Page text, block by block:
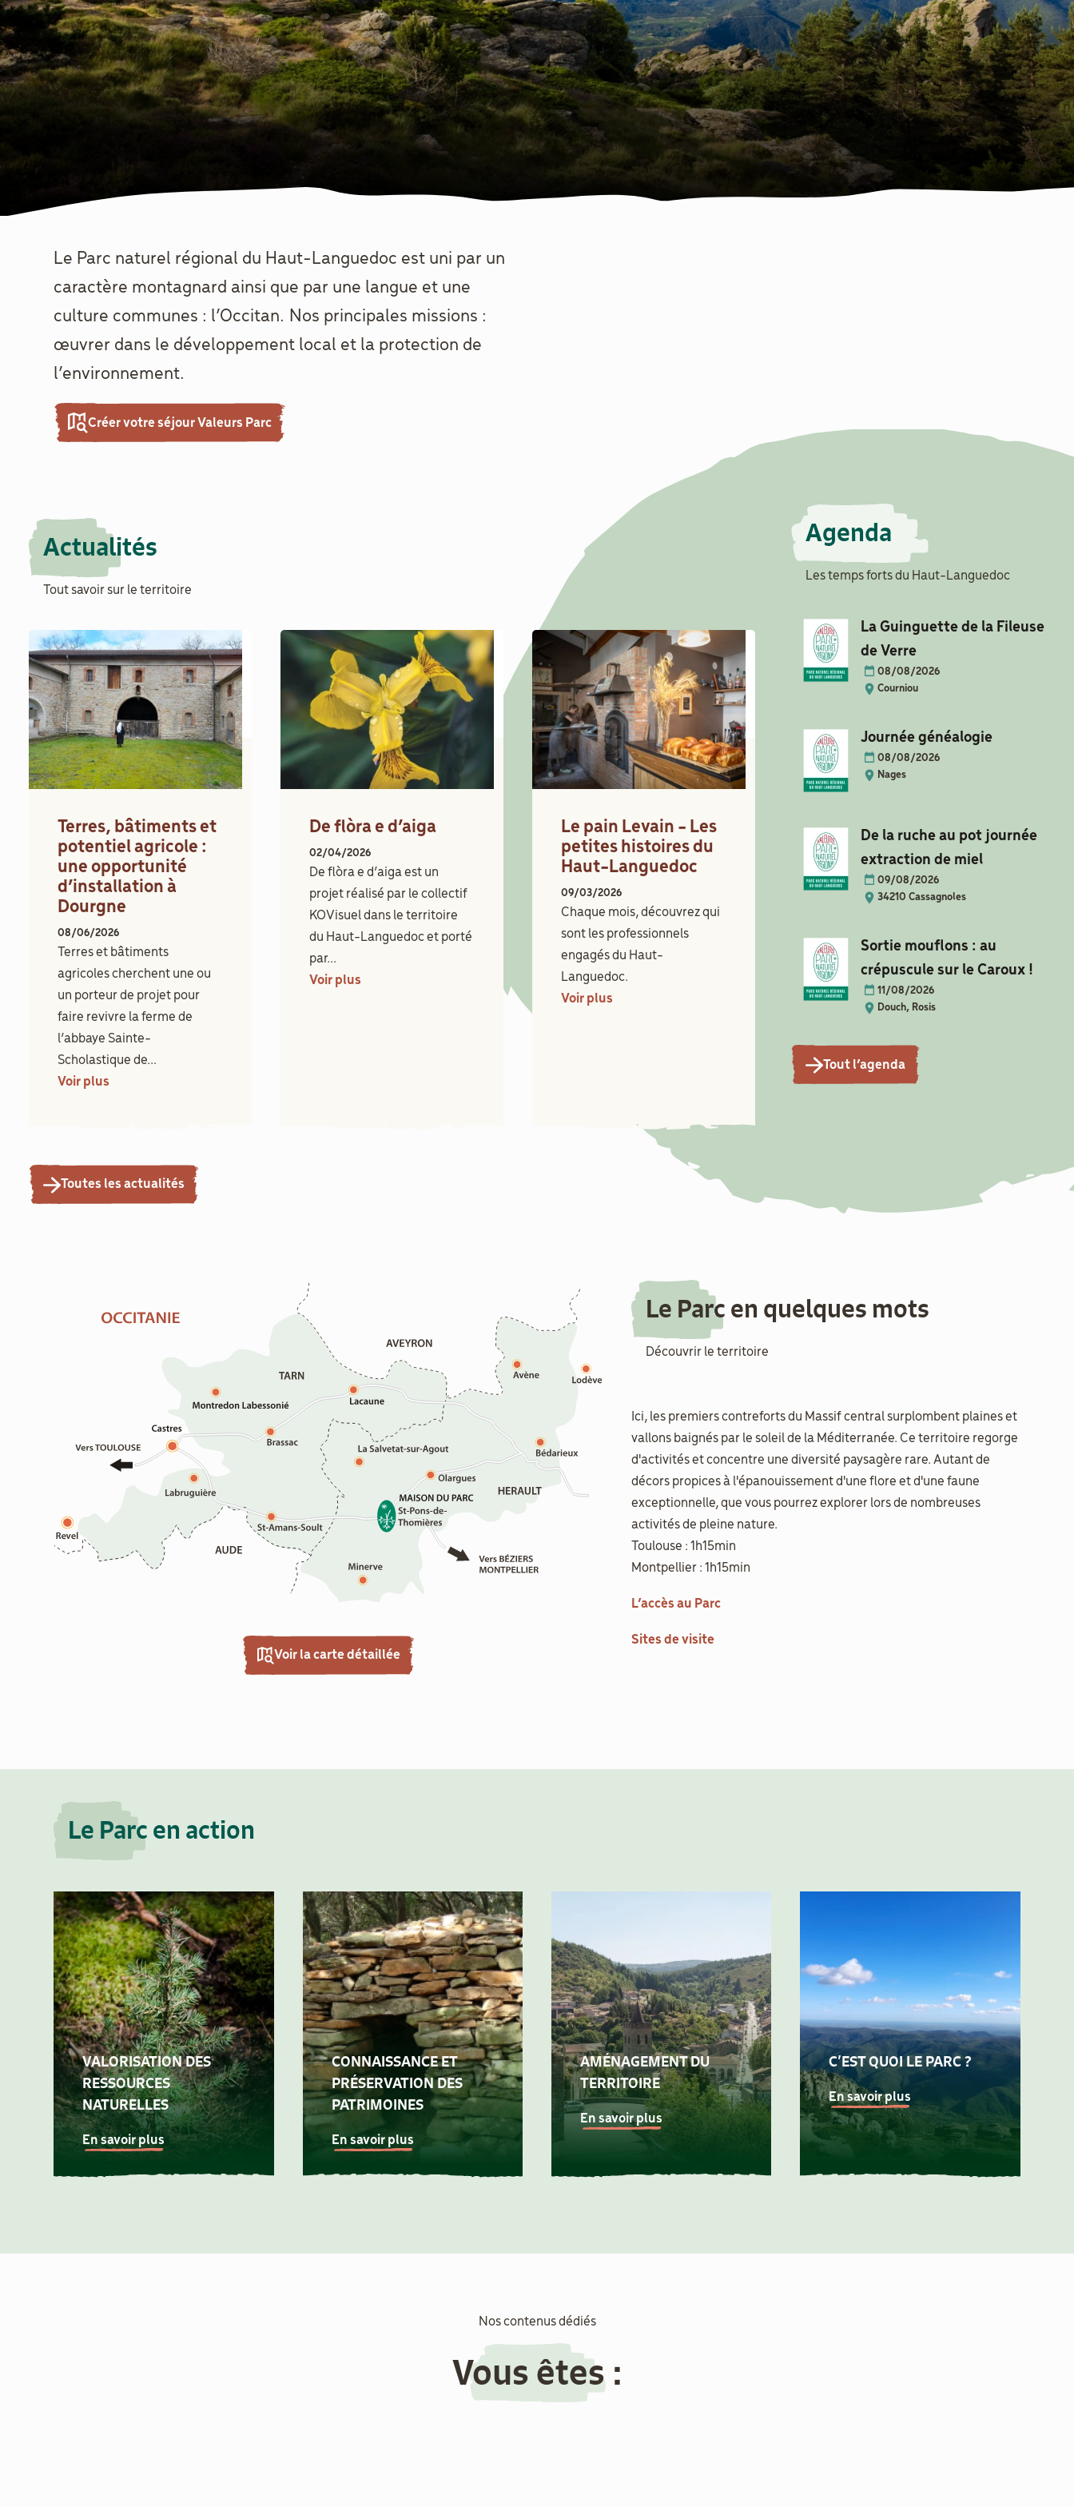
Le Parc naturel régional du Haut-Languedoc est uni par un
caractère montagnard ainsi que par une langue et une
culture communes : l’Occitan. Nos principales missions :
œuvrer dans le développement local et la protection de
l’environnement.
Créer votre séjour Valeurs Parc
Actualités
Tout savoir sur le territoire
Terres, bâtiments et
potentiel agricole :
une opportunité
d’installation à
Dourgne
08/06/2026
Terres et bâtiments
agricoles cherchent une ou
un porteur de projet pour
faire revivre la ferme de
l’abbaye Sainte-
Scholastique de...
Voir plus
De flòra e d’aiga
02/04/2026
De flòra e d’aiga est un
projet réalisé par le collectif
KOVisuel dans le territoire
du Haut-Languedoc et porté
par...
Voir plus
Le pain Levain - Les
petites histoires du
Haut-Languedoc
09/03/2026
Chaque mois, découvrez qui
sont les professionnels
engagés du Haut-
Languedoc.
Voir plus
Toutes les actualités
Agenda
Les temps forts du Haut-Languedoc
La Guinguette de la Fileuse
de Verre
08/08/2026
Courniou
Journée généalogie
08/08/2026
Nages
De la ruche au pot journée
extraction de miel
09/08/2026
34210 Cassagnoles
Sortie mouflons : au
crépuscule sur le Caroux !
11/08/2026
Douch, Rosis
Tout l’agenda
Voir la carte détaillée
Le Parc en quelques mots
Découvrir le territoire
Ici, les premiers contreforts du Massif central surplombent plaines et
vallons baignés par le soleil de la Méditerranée. Ce territoire regorge
d'activités et concentre une diversité paysagère rare. Autant de
décors propices à l'épanouissement d'une flore et d'une faune
exceptionnelle, que vous pourrez explorer lors de nombreuses
activités de pleine nature.
Toulouse : 1h15min
Montpellier : 1h15min
L’accès au Parc
Sites de visite
Le Parc en action
VALORISATION DES
RESSOURCES
NATURELLES
En savoir plus
CONNAISSANCE ET
PRÉSERVATION DES
PATRIMOINES
En savoir plus
AMÉNAGEMENT DU
TERRITOIRE
En savoir plus
C’EST QUOI LE PARC ?
En savoir plus
Nos contenus dédiés
Vous êtes :